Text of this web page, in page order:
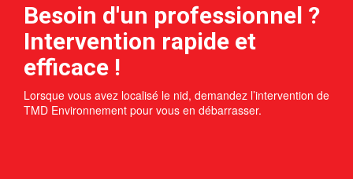
Besoin d'un professionnel ?
Intervention rapide et
efficace !
Lorsque vous avez localisé le nid, demandez l’intervention de
TMD Environnement pour vous en débarrasser.